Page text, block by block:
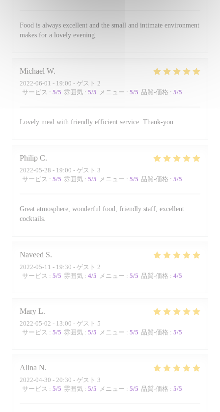
Food is always excellent and the small and intimate environment
makes for a lovely evening.
Michael W
2022-06-01 - 19:00 - ゲスト 2
サービス : 5/5 雰囲気 : 5/5 メニュー : 5/5 品質-価格 : 5/5
Lovely meal with friendly efficient service. Thank-you.
Philip C
2022-05-28 - 19:00 - ゲスト 3
サービス : 5/5 雰囲気 : 5/5 メニュー : 5/5 品質-価格 : 5/5
Great atmosphere, wonderful food, friendly staff, excellent
cocktails.
Naveed S
2022-05-11 - 19:30 - ゲスト 2
サービス : 5/5 雰囲気 : 4/5 メニュー : 5/5 品質-価格 : 4/5
Mary L
2022-05-02 - 13:00 - ゲスト 5
サービス : 5/5 雰囲気 : 5/5 メニュー : 5/5 品質-価格 : 5/5
Alina N
2022-04-30 - 20:30 - ゲスト 3
サービス : 5/5 雰囲気 : 5/5 メニュー : 5/5 品質-価格 : 5/5